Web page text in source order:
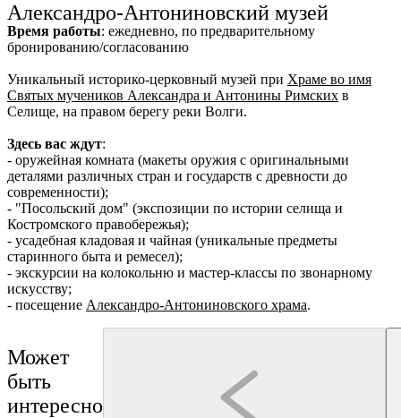
Александро-Антониновский музей
Время работы: ежедневно, по предварительному
бронированию/согласованию
Уникальный историко-церковный музей при Храме во имя
Святых мучеников Александра и Антонины Римских в
Селище, на правом берегу реки Волги.
Здесь вас ждут:
- оружейная комната (макеты оружия с оригинальными
деталями различных стран и государств с древности до
современности);
- "Посольский дом" (экспозиции по истории селища и
Костромского правобережья);
- усадебная кладовая и чайная (уникальные предметы
старинного быта и ремесел);
- экскурсии на колокольню и мастер-классы по звонарному
искусству;
- посещение Александро-Антониновского храма.
Может
быть
интересно